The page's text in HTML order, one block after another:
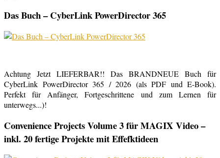
Das Buch – CyberLink PowerDirector 365
Achtung Jetzt LIEFERBAR!! Das BRANDNEUE Buch für
CyberLink PowerDirector 365 / 2026 (als PDF und E-Book).
Perfekt für Anfänger, Fortgeschrittene und zum Lernen für
unterwegs...)!
Convenience Projects Volume 3 für MAGIX Video –
inkl. 20 fertige Projekte mit Effefktideen